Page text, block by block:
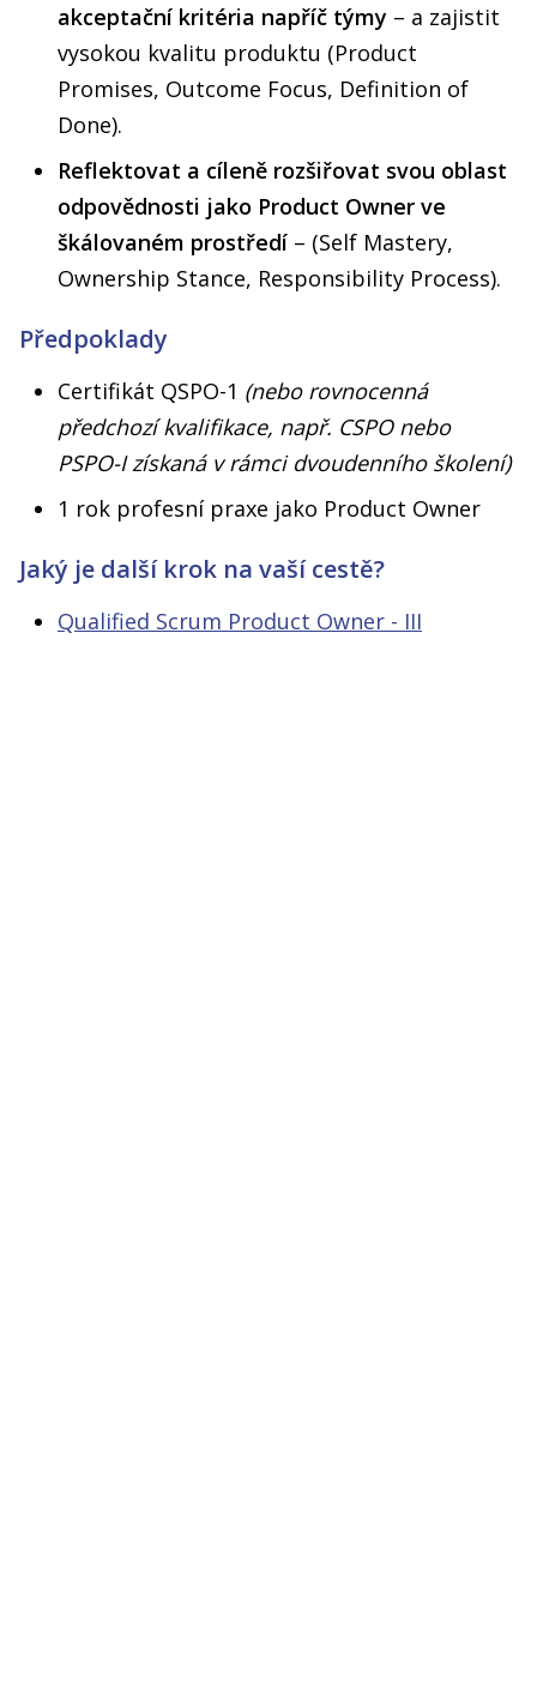
akceptační kritéria napříč týmy – a zajistit
vysokou kvalitu produktu (Product
Promises, Outcome Focus, Definition of
Done).
Reflektovat a cíleně rozšiřovat svou oblast
odpovědnosti jako Product Owner ve
škálovaném prostředí – (Self Mastery,
Ownership Stance, Responsibility Process).
Předpoklady
Certifikát QSPO-1 (nebo rovnocenná
předchozí kvalifikace, např. CSPO nebo
PSPO-I získaná v rámci dvoudenního školení)
1 rok profesní praxe jako Product Owner
Jaký je další krok na vaší cestě?
Qualified Scrum Product Owner - III